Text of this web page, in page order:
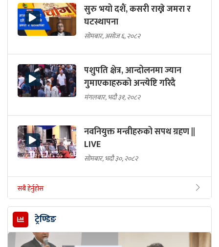
सुरु भयो दशैं, कसरी राख्ने जमरा र
घटस्थापना
सोमबार, असोज ६, २०८२
पशुपति क्षेत्र, आन्दोलनमा ज्यान
गुमाएकाहरुको अन्त्येष्टि गरिदै
मंगलबार, भदौ ३१, २०८२
नवनियुक्त मन्त्रीहरुको सपथ ग्रहण ||
LIVE
सोमबार, भदौ ३०, २०८२
सबै हेर्नुहोस
ट्रेण्डिङ